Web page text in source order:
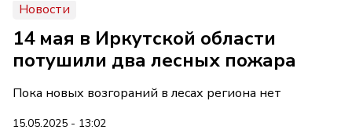
Новости
14 мая в Иркутской области
потушили два лесных пожара
Пока новых возгораний в лесах региона нет
15.05.2025 - 13:02